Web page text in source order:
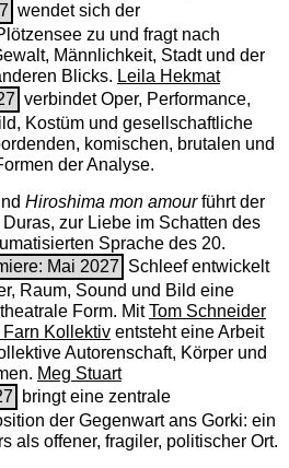
wendet sich der
zu und fragt nach
Männlichkeit, Stadt und der
Blicks. Leila Hekmat
verbindet Oper, Performance,
Kostüm und gesellschaftliche
komischen, brutalen und
der Analyse.
Hiroshima mon amourführt der
zur Liebe im Schatten des
Sprache des 20.
Mai 2027 Schleef entwickelt
Raum, Sound und Bild eine
Form. MitTom Schneider
Kollektiventsteht eine Arbeit
Autorenschaft, Körper und
Meg Stuart
bringt eine zentrale
der Gegenwart ans Gorki: ein
als offener, fragiler, politischer Ort.